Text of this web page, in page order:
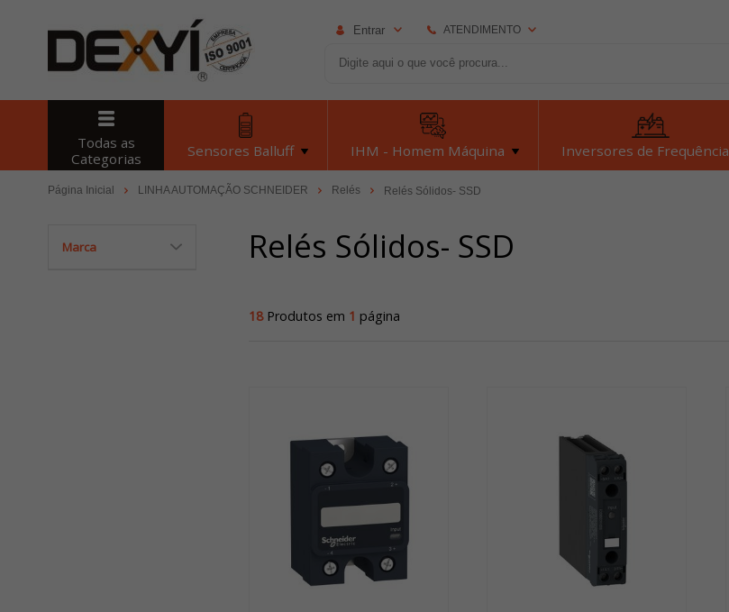
Entrar ATENDIMENTO
dexyiloja@dexyi.com.br
Central de Ajuda
Todas as
Categorias
Sensores Balluff IHM - Homem Máquina Inversores de Frequência
Página Inicial LINHA AUTOMAÇÃO SCHNEIDER Relés Relés Sólidos- SSD
Marca Relés Sólidos- SSD
18 Produtos em 1 página